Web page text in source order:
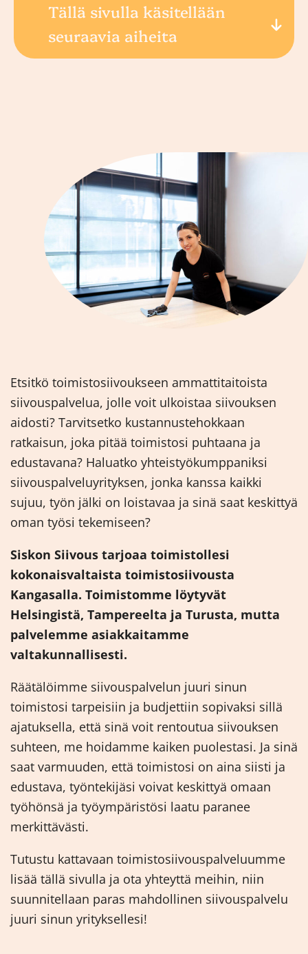
Tällä sivulla käsitellään
seuraavia aiheita
Etsitkö toimistosiivoukseen ammattitaitoista
siivouspalvelua, jolle voit ulkoistaa siivouksen
aidosti? Tarvitsetko kustannustehokkaan
ratkaisun, joka pitää toimistosi puhtaana ja
edustavana? Haluatko yhteistyökumppaniksi
siivouspalveluyrityksen, jonka kanssa kaikki
sujuu, työn jälki on loistavaa ja sinä saat keskittyä
oman työsi tekemiseen?
Siskon Siivous tarjoaa toimistollesi
kokonaisvaltaista toimistosiivousta
Kangasalla. Toimistomme löytyvät
Helsingistä, Tampereelta ja Turusta, mutta
palvelemme asiakkaitamme
valtakunnallisesti.
Räätälöimme siivouspalvelun juuri sinun
toimistosi tarpeisiin ja budjettiin sopivaksi sillä
ajatuksella, että sinä voit rentoutua siivouksen
suhteen, me hoidamme kaiken puolestasi. Ja sinä
saat varmuuden, että toimistosi on aina siisti ja
edustava, työntekijäsi voivat keskittyä omaan
työhönsä ja työympäristösi laatu paranee
merkittävästi.
Tutustu kattavaan toimistosiivouspalveluumme
lisää tällä sivulla ja ota yhteyttä meihin, niin
suunnitellaan paras mahdollinen siivouspalvelu
juuri sinun yrityksellesi!